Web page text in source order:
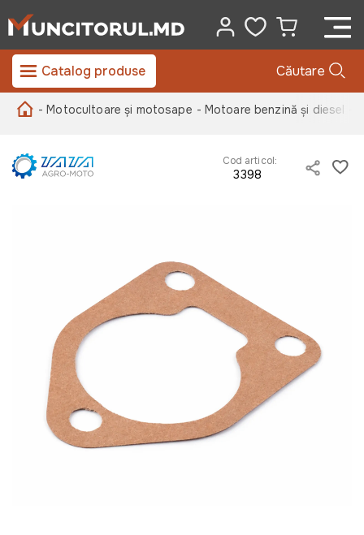
Catalog produse Căutare
- Motocultoare și motosape - Motoare benzină și diesel
Cod articol:
3398